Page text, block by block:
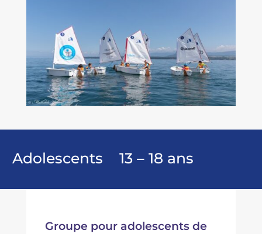
Adolescents 13 – 18 ans
Groupe pour adolescents de